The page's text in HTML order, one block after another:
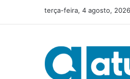
terça-feira, 4 agosto, 2026